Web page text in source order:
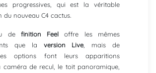
progressives, qui est la véritable
du nouveau C4 cactus.
de finition Feeloffre les mêmes
que la version Live, mais de
options font leurs apparitions
caméra de recul, le toit panoramique,